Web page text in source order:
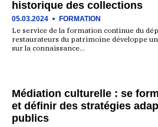
historique des collections
05.03.2024 FORMATION
Le service de la formation continue du
restaurateurs du patrimoine développe
sur la connaissance…
Médiation culturelle : se
et définir des stratégies
publics